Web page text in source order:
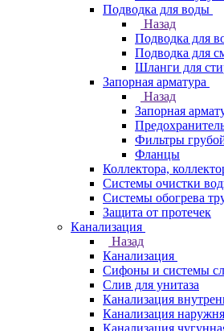
Подводка для воды
Назад
Подводка для
Подводка для
Шланги для
Запорная арматура
Назад
Запорная
Фильтры
Фланцы
Коллектора,
Системы очистки
Системы обогрева
Защита от протечек
Канализация
Назад
Канализация
Сифоны и системы
Слив для унитаза
Канализация
Канализация
Канализация